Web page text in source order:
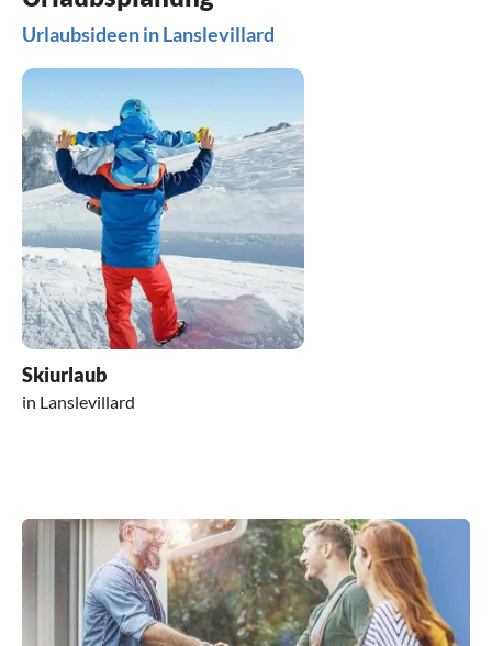
Urlaubsideen in Lanslevillard
Skiurlaub
in Lanslevillard